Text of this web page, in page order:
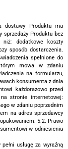
dostawy Produktu ma
sprzedaży Produktu bez
niż: dodatkowe koszty
sposób dostarczenia.
spełnione do
mowa w zdaniu
na formularzu,
konsumenta z dnia
każdorazowo przed
stronie internetowej:
w zdaniu poprzednim
na adres sprzedawcy
5.2. Prawo
w odniesieniu
usługę za wyraźną